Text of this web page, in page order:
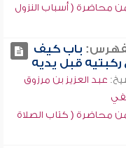
محاضرة ( أسباب النزول
باب كيف
قبل يديه
عبد العزيز بن مرزوق
محاضرة ( كتاب الصلاة